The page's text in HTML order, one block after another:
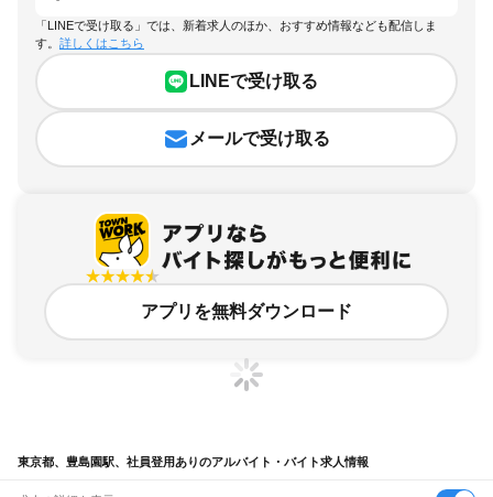
「LINEで受け取る」では、新着求人のほか、おすすめ情報なども配信しま
す。 詳しくはこちら
LINEで受け取る
メールで受け取る
アプリを無料ダウンロード
東京都、豊島園駅、社員登用ありのアルバイト・バイト求人情報